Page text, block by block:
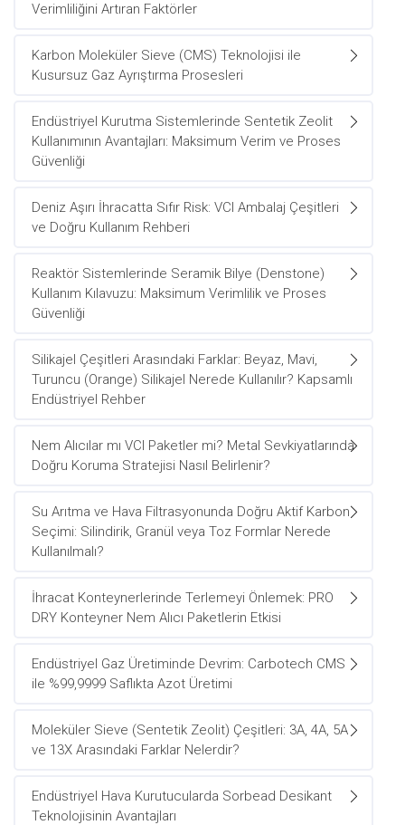
Verimliliğini Artıran Faktörler
Karbon Moleküler Sieve (CMS) Teknolojisi ile
Kusursuz Gaz Ayrıştırma Prosesleri
Endüstriyel Kurutma Sistemlerinde Sentetik Zeolit
Kullanımının Avantajları: Maksimum Verim ve Proses
Güvenliği
Deniz Aşırı İhracatta Sıfır Risk: VCI Ambalaj Çeşitleri
ve Doğru Kullanım Rehberi
Reaktör Sistemlerinde Seramik Bilye (Denstone)
Kullanım Kılavuzu: Maksimum Verimlilik ve Proses
Güvenliği
Silikajel Çeşitleri Arasındaki Farklar: Beyaz, Mavi,
Turuncu (Orange) Silikajel Nerede Kullanılır? Kapsamlı
Endüstriyel Rehber
Nem Alıcılar mı VCI Paketler mi? Metal Sevkiyatlarında
Doğru Koruma Stratejisi Nasıl Belirlenir?
Su Arıtma ve Hava Filtrasyonunda Doğru Aktif Karbon
Seçimi: Silindirik, Granül veya Toz Formlar Nerede
Kullanılmalı?
İhracat Konteynerlerinde Terlemeyi Önlemek: PRO
DRY Konteyner Nem Alıcı Paketlerin Etkisi
Endüstriyel Gaz Üretiminde Devrim: Carbotech CMS
ile %99,9999 Saflıkta Azot Üretimi
Moleküler Sieve (Sentetik Zeolit) Çeşitleri: 3A, 4A, 5A
ve 13X Arasındaki Farklar Nelerdir?
Endüstriyel Hava Kurutucularda Sorbead Desikant
Teknolojisinin Avantajları